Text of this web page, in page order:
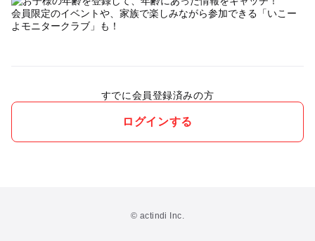
会員限定のイベントや、家族で楽しみながら参加できる「いこー
よモニタークラブ」も！
すでに会員登録済みの方
ログインする
© actindi Inc.